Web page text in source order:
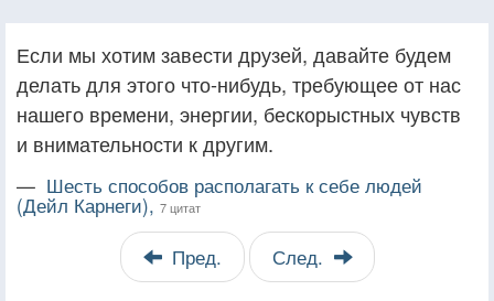
Если мы хотим завести друзей, давайте будем
делать для этого что-нибудь, требующее от нас
нашего времени, энергии, бескорыстных чувств
и внимательности к другим.
— Шесть способов располагать к себе людей
(Дейл Карнеги), 7 цитат
Пред. След.